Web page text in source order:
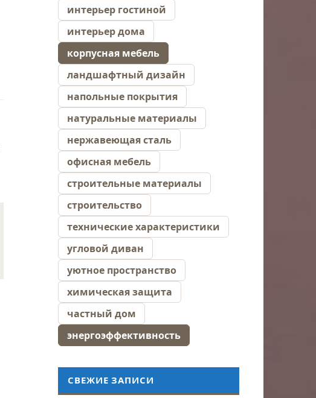
интерьер гостиной
интерьер дома
корпусная мебель
ландшафтный дизайн
напольные покрытия
натуральные материалы
нержавеющая сталь
офисная мебель
строительные материалы
строительство
технические характеристики
угловой диван
уютное пространство
химическая защита
частный дом
энергоэффективность
СВЕЖИЕ ЗАПИСИ